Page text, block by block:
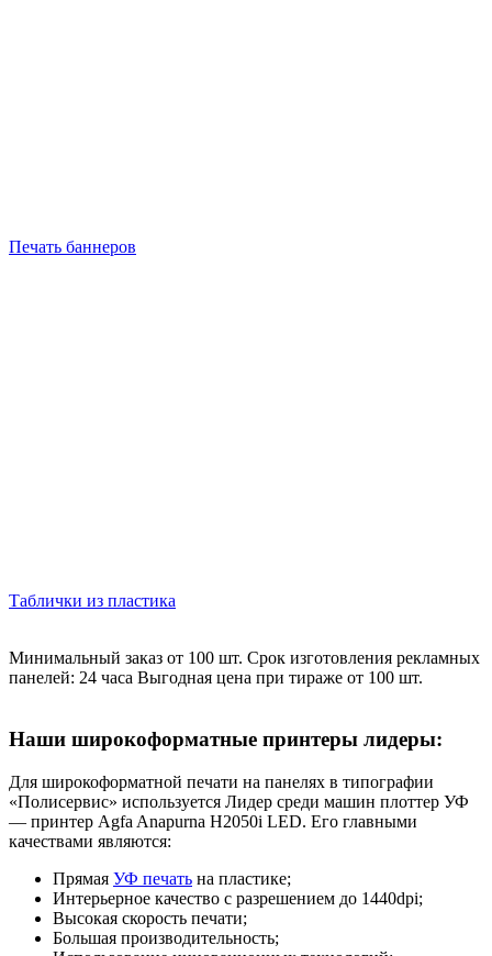
Печать баннеров
Таблички из пластика
Минимальный заказ от 100 шт. Срок изготовления рекламных
панелей: 24 часа Выгодная цена при тираже от 100 шт.
Наши широкоформатные принтеры лидеры:
Для широкоформатной печати на панелях в типографии
«Полисервис» используется Лидер среди машин плоттер УФ
― принтер Agfa Anapurna H2050i LED. Его главными
качествами являются:
Прямая УФ печать на пластике;
Интерьерное качество с разрешением до 1440dpi;
Высокая скорость печати;
Большая производительность;